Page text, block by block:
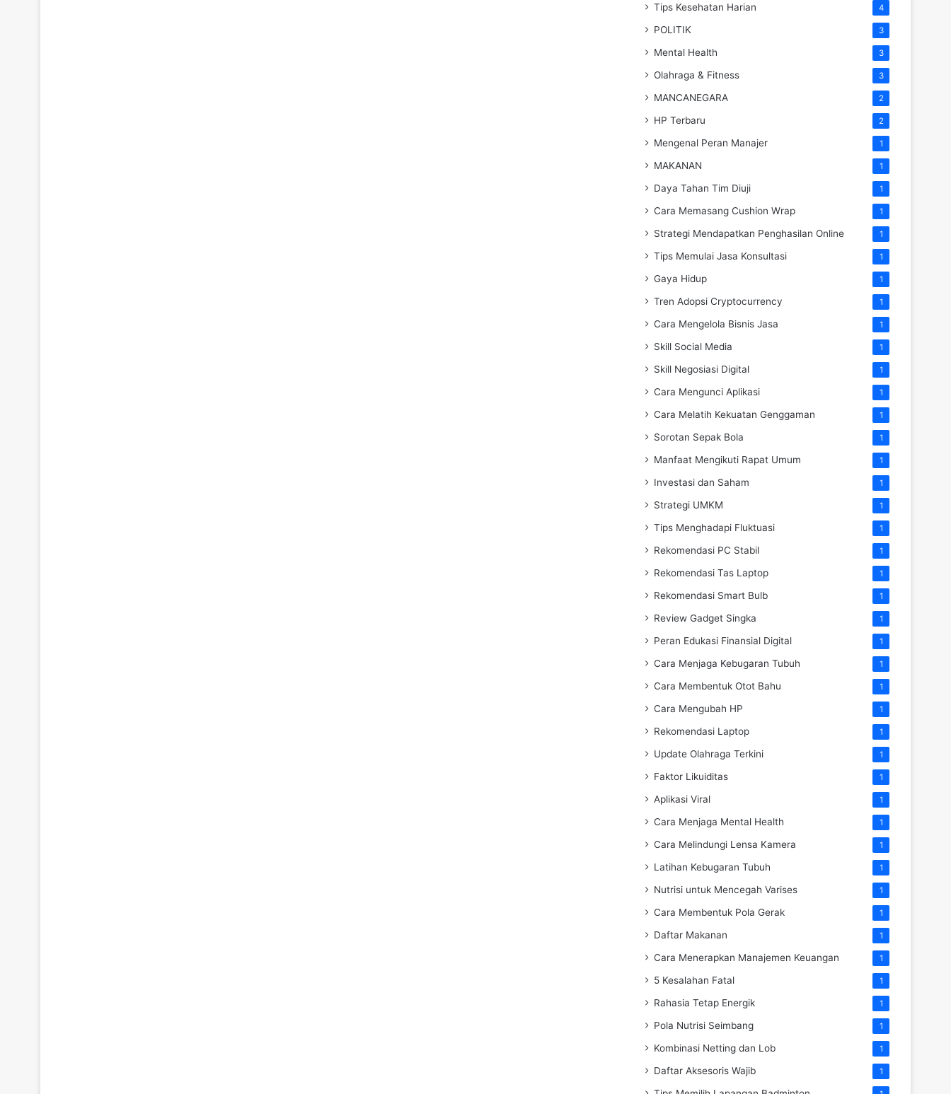
Tips Kesehatan Harian 4
POLITIK 3
Mental Health 3
Olahraga & Fitness 3
MANCANEGARA 2
HP Terbaru 2
Mengenal Peran Manajer 1
MAKANAN 1
Daya Tahan Tim Diuji 1
Cara Memasang Cushion Wrap 1
Strategi Mendapatkan Penghasilan Online 1
Tips Memulai Jasa Konsultasi 1
Gaya Hidup 1
Tren Adopsi Cryptocurrency 1
Cara Mengelola Bisnis Jasa 1
Skill Social Media 1
Skill Negosiasi Digital 1
Cara Mengunci Aplikasi 1
Cara Melatih Kekuatan Genggaman 1
Sorotan Sepak Bola 1
Manfaat Mengikuti Rapat Umum 1
Investasi dan Saham 1
Strategi UMKM 1
Tips Menghadapi Fluktuasi 1
Rekomendasi PC Stabil 1
Rekomendasi Tas Laptop 1
Rekomendasi Smart Bulb 1
Review Gadget Singka 1
Peran Edukasi Finansial Digital 1
Cara Menjaga Kebugaran Tubuh 1
Cara Membentuk Otot Bahu 1
Cara Mengubah HP 1
Rekomendasi Laptop 1
Update Olahraga Terkini 1
Faktor Likuiditas 1
Aplikasi Viral 1
Cara Menjaga Mental Health 1
Cara Melindungi Lensa Kamera 1
Latihan Kebugaran Tubuh 1
Nutrisi untuk Mencegah Varises 1
Cara Membentuk Pola Gerak 1
Daftar Makanan 1
Cara Menerapkan Manajemen Keuangan 1
5 Kesalahan Fatal 1
Rahasia Tetap Energik 1
Pola Nutrisi Seimbang 1
Kombinasi Netting dan Lob 1
Daftar Aksesoris Wajib 1